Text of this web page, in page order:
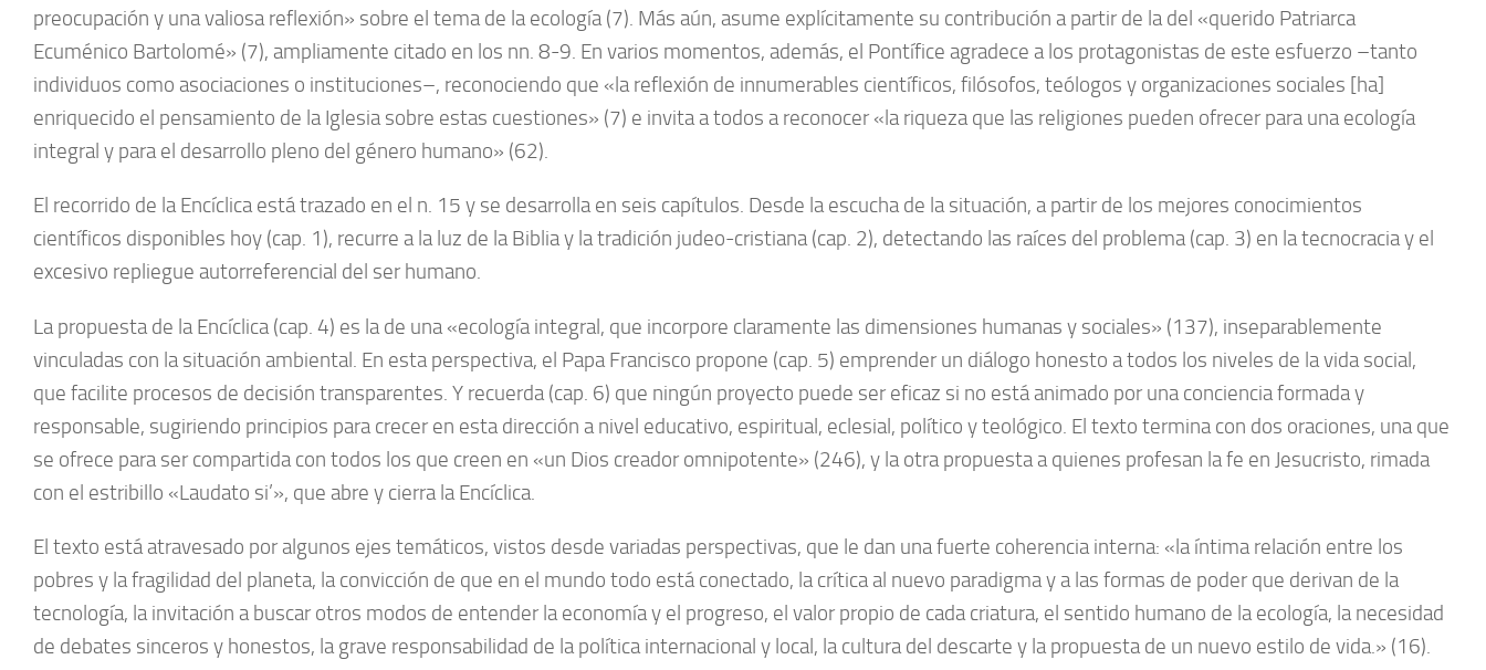
preocupación y una valiosa reflexión» sobre el tema de la ecología (7). Más aún, asume explícitamente su contribución a partir de la del «querido Patriarca
Ecuménico Bartolomé» (7), ampliamente citado en los nn. 8-9. En varios momentos, además, el Pontífice agradece a los protagonistas de este esfuerzo –tanto
individuos como asociaciones o instituciones–, reconociendo que «la reflexión de innumerables científicos, filósofos, teólogos y organizaciones sociales [ha]
enriquecido el pensamiento de la Iglesia sobre estas cuestiones» (7) e invita a todos a reconocer «la riqueza que las religiones pueden ofrecer para una ecología
integral y para el desarrollo pleno del género humano» (62).
El recorrido de la Encíclica está trazado en el n. 15 y se desarrolla en seis capítulos. Desde la escucha de la situación, a partir de los mejores conocimientos
científicos disponibles hoy (cap. 1), recurre a la luz de la Biblia y la tradición judeo-cristiana (cap. 2), detectando las raíces del problema (cap. 3) en la tecnocracia y el
excesivo repliegue autorreferencial del ser humano.
La propuesta de la Encíclica (cap. 4) es la de una «ecología integral, que incorpore claramente las dimensiones humanas y sociales» (137), inseparablemente
vinculadas con la situación ambiental. En esta perspectiva, el Papa Francisco propone (cap. 5) emprender un diálogo honesto a todos los niveles de la vida social,
que facilite procesos de decisión transparentes. Y recuerda (cap. 6) que ningún proyecto puede ser eficaz si no está animado por una conciencia formada y
responsable, sugiriendo principios para crecer en esta dirección a nivel educativo, espiritual, eclesial, político y teológico. El texto termina con dos oraciones, una que
se ofrece para ser compartida con todos los que creen en «un Dios creador omnipotente» (246), y la otra propuesta a quienes profesan la fe en Jesucristo, rimada
con el estribillo «Laudato si’», que abre y cierra la Encíclica.
El texto está atravesado por algunos ejes temáticos, vistos desde variadas perspectivas, que le dan una fuerte coherencia interna: «la íntima relación entre los
pobres y la fragilidad del planeta, la convicción de que en el mundo todo está conectado, la crítica al nuevo paradigma y a las formas de poder que derivan de la
tecnología, la invitación a buscar otros modos de entender la economía y el progreso, el valor propio de cada criatura, el sentido humano de la ecología, la necesidad
de debates sinceros y honestos, la grave responsabilidad de la política internacional y local, la cultura del descarte y la propuesta de un nuevo estilo de vida.» (16).